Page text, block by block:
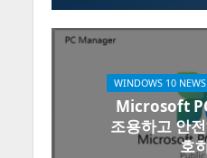
WINDOWS 10 NEWS
Microsoft
조용하고 안
호